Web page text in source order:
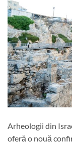
Arheologii din
oferă o nouă